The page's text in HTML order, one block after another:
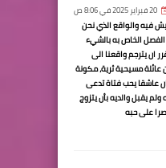
20 فبراير 2025 في 8:06 ص
فيه والواقع الذي نحن
الخاص به بالشيء
ان يترجم واقعنا الى
مسيحية ثرية، مكونة
عاشقا يحب فتاة تدعى
يقبل والديه بأن يتزوج
على حبه